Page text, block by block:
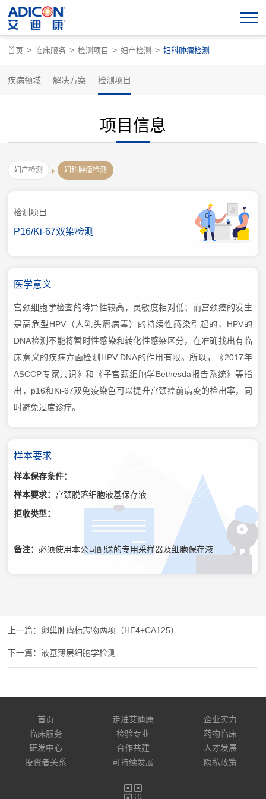
首页 > 临床服务 > 检测项目 > 妇产检测 > 妇科肿瘤检测
疾病领域 解决方案 检测项目
项目信息
妇产检测 妇科肿瘤检测
检测项目
P16/Ki-67双染检测
医学意义
宫颈细胞学检查的特异性较高，灵敏度相对低；而宫颈癌的发生
是高危型HPV（人乳头瘤病毒）的持续性感染引起的，HPV的
DNA检测不能将暂时性感染和转化性感染区分，在准确找出有临
床意义的疾病方面检测HPV DNA的作用有限。所以，《2017年
ASCCP专家共识》和《子宫颈细胞学Bethesda报告系统》等指
出，p16和Ki-67双免疫染色可以提升宫颈癌前病变的检出率，同
时避免过度诊疗。
样本要求
样本保存条件：
样本要求： 宫颈脱落细胞液基保存液
拒收类型：
备注：必须使用本公司配送的专用采样器及细胞保存液
卵巢肿瘤标志物两项（HE4+CA125）
液基薄层细胞学检测
首页 走进艾迪康
企业实力
临床服务
检验专业
药物临床
研发中心
合作共建
人才发展
投资者关系
可持续发展 隐私政策